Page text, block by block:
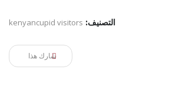
التصنيف: kenyancupid visitors
شارك هذا